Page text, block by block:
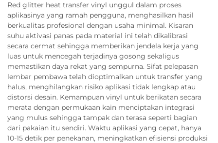
Red glitter heat transfer vinyl unggul dalam proses
aplikasinya yang ramah pengguna, menghasilkan hasil
berkualitas profesional dengan usaha minimal. Kisaran
suhu aktivasi panas pada material ini telah dikalibrasi
secara cermat sehingga memberikan jendela kerja yang
luas untuk mencegah terjadinya gosong sekaligus
memastikan daya rekat yang sempurna. Sifat pelepasan
lembar pembawa telah dioptimalkan untuk transfer yang
halus, menghilangkan risiko aplikasi tidak lengkap atau
distorsi desain. Kemampuan vinyl untuk berikatan secara
merata dengan permukaan kain menciptakan integrasi
yang mulus sehingga tampak dan terasa seperti bagian
dari pakaian itu sendiri. Waktu aplikasi yang cepat, hanya
10-15 detik per penekanan, meningkatkan efisiensi produksi